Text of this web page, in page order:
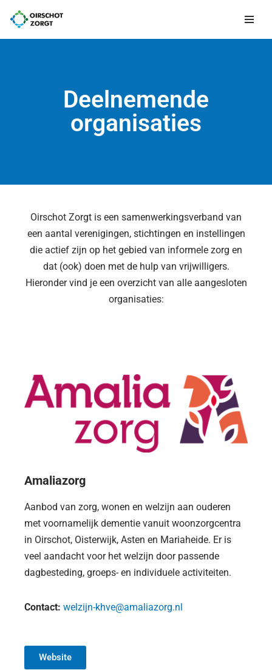
Deelnemende
organisaties
Oirschot Zorgt is een samenwerkingsverband van
een aantal verenigingen, stichtingen en instellingen
die actief zijn op het gebied van informele zorg en
dat (ook) doen met de hulp van vrijwilligers.
Hieronder vind je een overzicht van alle aangesloten
organisaties:
Amaliazorg
Aanbod van zorg, wonen en welzijn aan ouderen
met voornamelijk dementie vanuit woonzorgcentra
in Oirschot, Oisterwijk, Asten en Mariaheide. Er is
veel aandacht voor het welzijn door passende
dagbesteding, groeps- en individuele activiteiten.
Contact: welzijn-khve@amaliazorg.nl
Website